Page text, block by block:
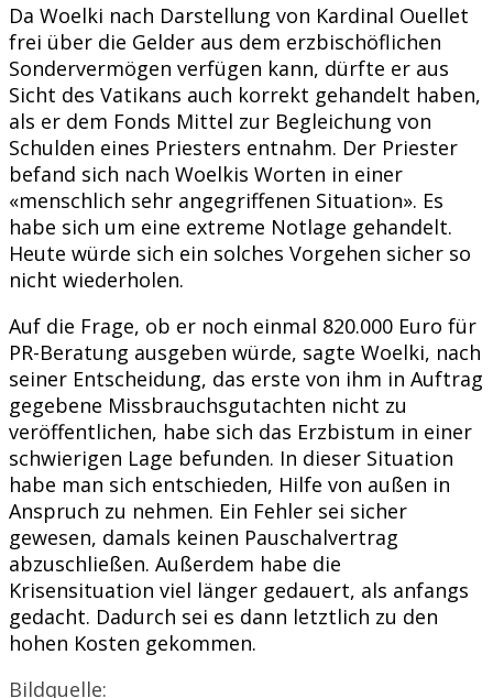
Da Woelki nach Darstellung von Kardinal Ouellet
frei über die Gelder aus dem erzbischöflichen
Sondervermögen verfügen kann, dürfte er aus
Sicht des Vatikans auch korrekt gehandelt haben,
als er dem Fonds Mittel zur Begleichung von
Schulden eines Priesters entnahm. Der Priester
befand sich nach Woelkis Worten in einer
«menschlich sehr angegriffenen Situation». Es
habe sich um eine extreme Notlage gehandelt.
Heute würde sich ein solches Vorgehen sicher so
nicht wiederholen.
Auf die Frage, ob er noch einmal 820.000 Euro für
PR-Beratung ausgeben würde, sagte Woelki, nach
seiner Entscheidung, das erste von ihm in Auftrag
gegebene Missbrauchsgutachten nicht zu
veröffentlichen, habe sich das Erzbistum in einer
schwierigen Lage befunden. In dieser Situation
habe man sich entschieden, Hilfe von außen in
Anspruch zu nehmen. Ein Fehler sei sicher
gewesen, damals keinen Pauschalvertrag
abzuschließen. Außerdem habe die
Krisensituation viel länger gedauert, als anfangs
gedacht. Dadurch sei es dann letztlich zu den
hohen Kosten gekommen.
Bildquelle: